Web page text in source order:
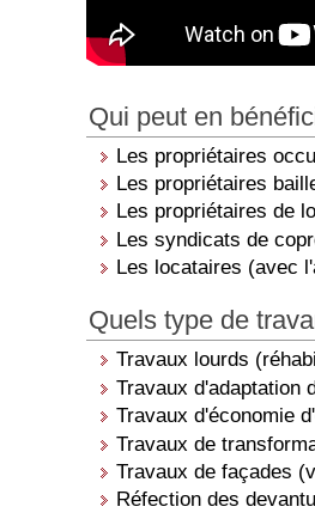
Qui peut en
Les propriétaires
Les propriétaires
Les propriétaires de
Les syndicats de
Les locataires (avec
Quels type de
Travaux lourds
Travaux d'adaptation
Travaux d'économie
Travaux de
Travaux de façades
Réfection des